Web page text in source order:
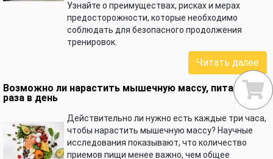
Узнайте о преимуществах, рисках и мерах
предосторожности, которые необходимо
соблюдать для безопасного продолжения
тренировок.
Читать далее
Возможно ли нарастить мышечную массу, питаясь три
раза в день
Действительно ли нужно есть каждые три часа,
чтобы нарастить мышечную массу? Научные
исследования показывают, что количество
приемов пищи менее важно, чем общее